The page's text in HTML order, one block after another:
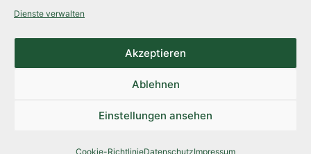
Dienste verwalten
Akzeptieren
Ablehnen
Einstellungen ansehen
Cookie-RichtlinieDatenschutzImpressum
Düsseldorf, Asbestsanierung Leverkusen, Asbestsanierung
Gummersbach, Asbestsanierung Köln, Asbestsanierung
Wuppertal, Asbestsanierung Bonn, Asbestsanierung Dortmund